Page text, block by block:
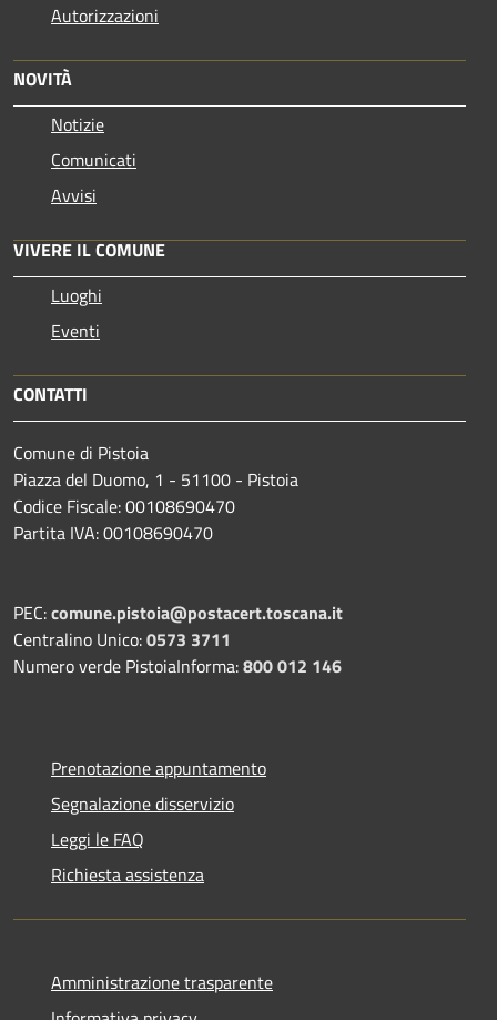
Autorizzazioni
NOVITÀ
Notizie
Comunicati
Avvisi
VIVERE IL COMUNE
Luoghi
Eventi
CONTATTI
Comune di Pistoia
Piazza del Duomo, 1 - 51100 - Pistoia
Codice Fiscale: 00108690470
Partita IVA: 00108690470
PEC:comune.pistoia@postacert.toscana.it
Centralino Unico:0573 3711
Numero verde PistoiaInforma:800 012 146
Prenotazione appuntamento
Segnalazione disservizio
Leggi le FAQ
Richiesta assistenza
Amministrazione trasparente